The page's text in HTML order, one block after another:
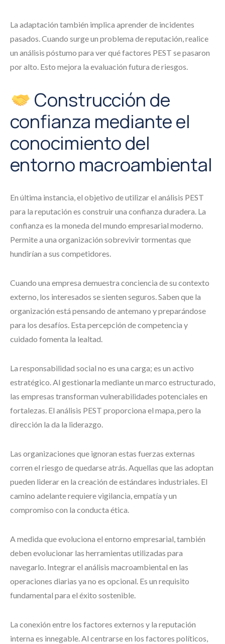
La adaptación también implica aprender de incidentes
pasados. Cuando surge un problema de reputación, realice
un análisis póstumo para ver qué factores PEST se pasaron
por alto. Esto mejora la evaluación futura de riesgos.
Construcción de
confianza mediante el
conocimiento del
entorno macroambiental
En última instancia, el objetivo de utilizar el análisis PEST
para la reputación es construir una confianza duradera. La
confianza es la moneda del mundo empresarial moderno.
Permite a una organización sobrevivir tormentas que
hundirían a sus competidores.
Cuando una empresa demuestra conciencia de su contexto
externo, los interesados se sienten seguros. Saben que la
organización está pensando de antemano y preparándose
para los desafíos. Esta percepción de competencia y
cuidado fomenta la lealtad.
La responsabilidad social no es una carga; es un activo
estratégico. Al gestionarla mediante un marco estructurado,
las empresas transforman vulnerabilidades potenciales en
fortalezas. El análisis PEST proporciona el mapa, pero la
dirección la da la liderazgo.
Las organizaciones que ignoran estas fuerzas externas
corren el riesgo de quedarse atrás. Aquellas que las adoptan
pueden liderar en la creación de estándares industriales. El
camino adelante requiere vigilancia, empatía y un
compromiso con la conducta ética.
A medida que evoluciona el entorno empresarial, también
deben evolucionar las herramientas utilizadas para
navegarlo. Integrar el análisis macroambiental en las
operaciones diarias ya no es opcional. Es un requisito
fundamental para el éxito sostenible.
La conexión entre los factores externos y la reputación
interna es innegable. Al centrarse en los factores políticos,